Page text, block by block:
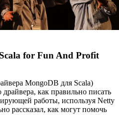
for Fun And Profit
MongoDB для Scala)
драйвера, как правильно писать
работы, используя Netty
рассказал, как могут помочь